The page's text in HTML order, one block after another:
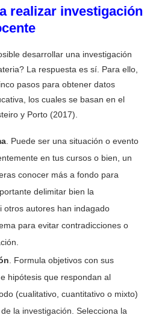
realizar investigación
desarrollar una investigación
La respuesta es sí. Para ello,
pasos para obtener datos
los cuales se basan en el
y Porto (2017).
. Puede ser una situación o evento
en tus cursos o bien, un
conocer más a fondo para
delimitar bien la
otros autores han indagado
para evitar contradicciones o
. Formula objetivos con sus
hipótesis que respondan al
(cualitativo, cuantitativo o mixto)
la investigación. Selecciona la